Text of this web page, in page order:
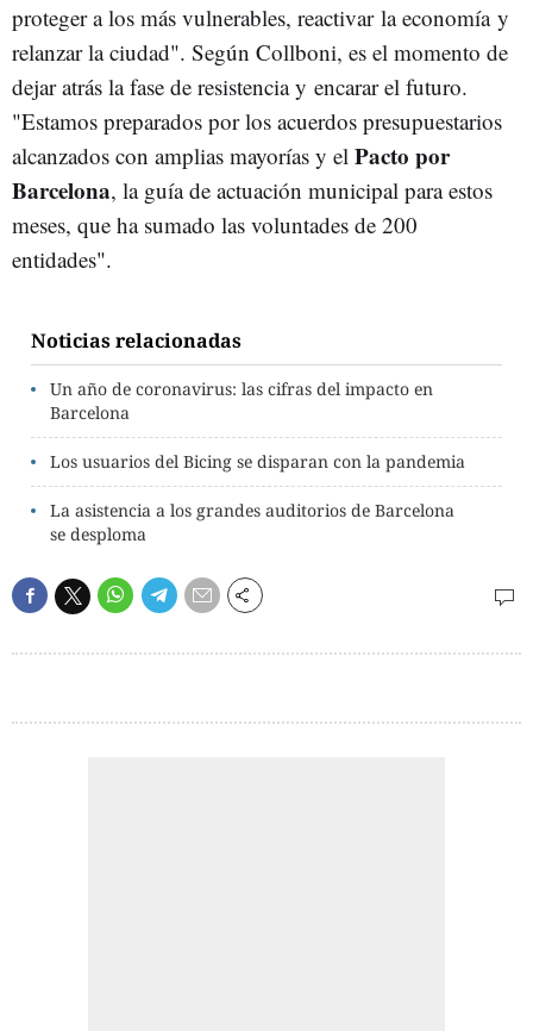
proteger a los más vulnerables, reactivar la economía y
relanzar la ciudad". Según Collboni, es el momento de
dejar atrás la fase de resistencia y encarar el futuro.
"Estamos preparados por los acuerdos presupuestarios
alcanzados con amplias mayorías y el Pacto por
Barcelona, la guía de actuación municipal para estos
meses, que ha sumado las voluntades de 200
entidades".
Noticias relacionadas
Un año de coronavirus: las cifras del impacto en
Barcelona
Los usuarios del Bicing se disparan con la pandemia
La asistencia a los grandes auditorios de Barcelona
se desploma